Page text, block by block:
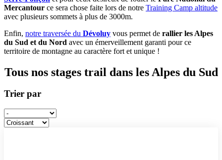
Mercantour ce sera chose faite lors de notre Training Camp altitude
avec plusieurs sommets à plus de 3000m.
Enfin, notre traversée du Dévoluy vous permet de rallier les Alpes
du Sud et du Nord avec un émerveillement garanti pour ce
territoire de montagne au caractère fort et unique !
Tous nos stages trail dans les Alpes du Sud
Trier par